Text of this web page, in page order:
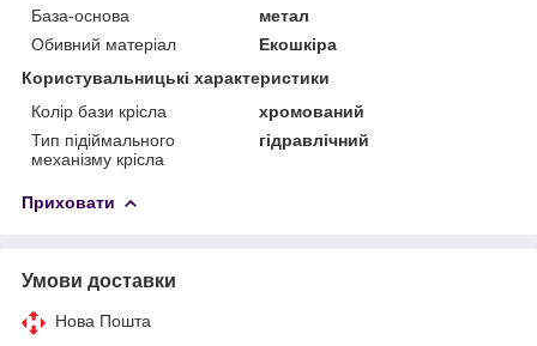
База-основа
метал
Обивний матеріал
Екошкіра
Користувальницькі характеристики
Колір бази крісла
хромований
Тип підіймального
механізму крісла
гідравлічний
Приховати
Умови доставки
Нова Пошта